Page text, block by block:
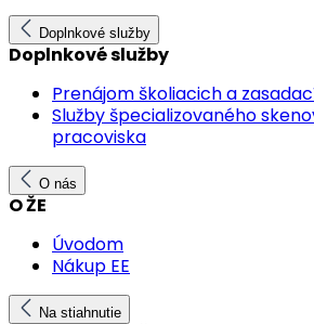
Doplnkové služby
Doplnkové služby
Prenájom školiacich a
Služby špecializovaného
pracoviska
O nás
O ŽE
Úvodom
Nákup EE
Na stiahnutie